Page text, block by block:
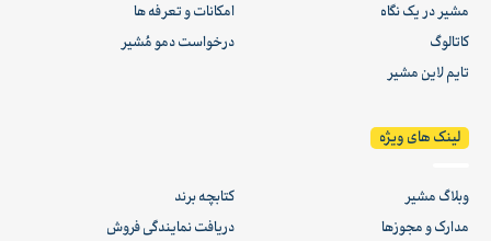
مشیر در یک نگاه
کاتالوگ
تایم لاین مشیر
امکانات و تعرفه ها
درخواست دمو مُشیر
لینک های ویژه
وبلاگ مشیر
مدارک و مجوزها
کتابچه برند
دریافت نمایندگی فروش